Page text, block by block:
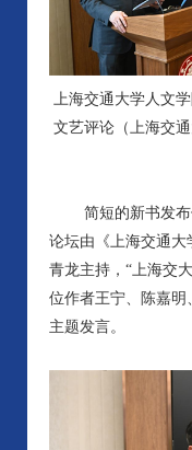
上海交通大学人文
文艺评论（上海交
简短的新书发布仪
论坛由《上海交通
青龙主持，“上海交
位作者王宁、陈嘉明
主题发言。